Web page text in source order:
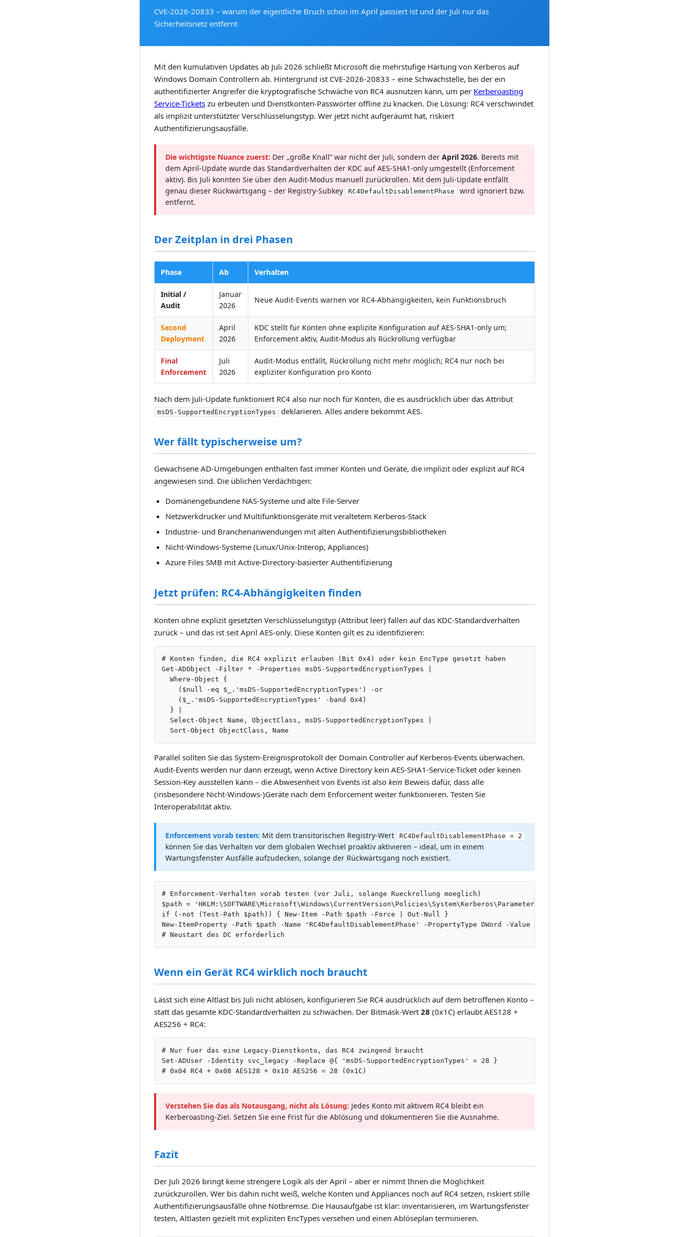
CVE-2026-20833 – warum der eigentliche Bruch schon im April passiert ist und der Juli nur das
Sicherheitsnetz entfernt
Mit den kumulativen Updates ab Juli 2026 schließt Microsoft die mehrstufige Härtung von Kerberos auf
Windows Domain Controllern ab. Hintergrund ist CVE-2026-20833 – eine Schwachstelle, bei der ein
authentifizierter Angreifer die kryptografische Schwäche von RC4 ausnutzen kann, um per Kerberoasting
Service-Ticketszu erbeuten und Dienstkonten-Passwörter offline zu knacken. Die Lösung: RC4 verschwindet
als implizit unterstützter Verschlüsselungstyp. Wer jetzt nicht aufgeräumt hat, riskiert
Authentifizierungsausfälle.
Die wichtigste Nuance zuerst: Der „große Knall” war nicht der Juli, sondern der April 2026. Bereits mit
dem April-Update wurde das Standardverhalten der KDC auf AES-SHA1-only umgestellt (Enforcement
aktiv). Bis Juli konnten Sie über den Audit-Modus manuell zurückrollen. Mit dem Juli-Update entfällt
genau dieser Rückwärtsgang – der Registry-Subkey
RC4DefaultDisablementPhase
wird ignoriert bzw.
entfernt.
Der Zeitplan in drei Phasen
Phase Ab Verhalten
Initial /
Audit
Januar
2026
Neue Audit-Events warnen vor RC4-Abhängigkeiten, kein Funktionsbruch
Second
Deployment
April
2026
KDC stellt für Konten ohne explizite Konfiguration auf AES-SHA1-only um;
Enforcement aktiv, Audit-Modus als Rückrollung verfügbar
Final
Enforcement
Juli
2026
Audit-Modus entfällt, Rückrollung nicht mehr möglich; RC4 nur noch bei
expliziter Konfiguration pro Konto
Nach dem Juli-Update funktioniert RC4 also nur noch für Konten, die es ausdrücklich über das Attribut
msDS-SupportedEncryptionTypes deklarieren. Alles andere bekommt AES.
Wer fällt typischerweise um?
Gewachsene AD-Umgebungen enthalten fast immer Konten und Geräte, die implizit oder explizit auf RC4
angewiesen sind. Die üblichen Verdächtigen:
Domänengebundene NAS-Systeme und alte File-Server
Netzwerkdrucker und Multifunktionsgeräte mit veraltetem Kerberos-Stack
Industrie- und Branchenanwendungen mit alten Authentifizierungsbibliotheken
Nicht-Windows-Systeme (Linux/Unix-Interop, Appliances)
Azure Files SMB mit Active-Directory-basierter Authentifizierung
Jetzt prüfen: RC4-Abhängigkeiten finden
Konten ohne explizit gesetzten Verschlüsselungstyp (Attribut leer) fallen auf das KDC-Standardverhalten
zurück – und das ist seit April AES-only. Diese Konten gilt es zu identifizieren:
# Konten finden, die RC4 explizit erlauben (Bit 0x4) oder kein EncType gesetzt haben
Get-ADObject -Filter * -Properties msDS-SupportedEncryptionTypes |
  Where-Object {
    ($null -eq $_.'msDS-SupportedEncryptionTypes') -or
    ($_.'msDS-SupportedEncryptionTypes' -band 0x4)
  } |
  Select-Object Name, ObjectClass, msDS-SupportedEncryptionTypes |
  Sort-Object ObjectClass, Name
Parallel sollten Sie das System-Ereignisprotokoll der Domain Controller auf Kerberos-Events überwachen.
Audit-Events werden nur dann erzeugt, wenn Active Directory kein AES-SHA1-Service-Ticket oder keinen
Session-Key ausstellen kann – die Abwesenheit von Events ist also kein Beweis dafür, dass alle
(insbesondere Nicht-Windows-)Geräte nach dem Enforcement weiter funktionieren. Testen Sie
Interoperabilität aktiv.
Enforcement vorab testen: Mit dem transitorischen Registry-Wert RC4DefaultDisablementPhase = 2
können Sie das Verhalten vor dem globalen Wechsel proaktiv aktivieren – ideal, um in einem
Wartungsfenster Ausfälle aufzudecken, solange der Rückwärtsgang noch existiert.
# Enforcement-Verhalten vorab testen (vor Juli, solange Rueckrollung moeglich)
$path = 'HKLM:\SOFTWARE\Microsoft\Windows\CurrentVersion\Policies\System\Kerberos\Parameters'
if (-not (Test-Path $path)) { New-Item -Path $path -Force | Out-Null }
New-ItemProperty -Path $path -Name 'RC4DefaultDisablementPhase' -PropertyType DWord -Value 2 -Force | Out-Null
# Neustart des DC erforderlich
Wenn ein Gerät RC4 wirklich noch braucht
Lässt sich eine Altlast bis Juli nicht ablösen, konfigurieren Sie RC4 ausdrücklich auf dem betroffenen Konto –
statt das gesamte KDC-Standardverhalten zu schwächen. Der Bitmask-Wert 28 (0x1C) erlaubt AES128 +
AES256 + RC4:
# Nur fuer das eine Legacy-Dienstkonto, das RC4 zwingend braucht
Set-ADUser -Identity svc_legacy -Replace @{ 'msDS-SupportedEncryptionTypes' = 28 }
# 0x04 RC4 + 0x08 AES128 + 0x10 AES256 = 28 (0x1C)
Verstehen Sie das als Notausgang, nicht als Lösung: Jedes Konto mit aktivem RC4 bleibt ein
Kerberoasting-Ziel. Setzen Sie eine Frist für die Ablösung und dokumentieren Sie die Ausnahme.
Fazit
Der Juli 2026 bringt keine strengere Logik als der April – aber er nimmt Ihnen die Möglichkeit
zurückzurollen. Wer bis dahin nicht weiß, welche Konten und Appliances noch auf RC4 setzen, riskiert stille
Authentifizierungsausfälle ohne Notbremse. Die Hausaufgabe ist klar: inventarisieren, im Wartungsfenster
testen, Altlasten gezielt mit expliziten EncTypes versehen und einen Ablöseplan terminieren.